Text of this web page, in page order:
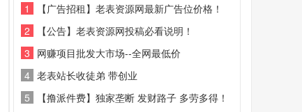
1
【广告招租】老表资源网最新广告位价格！
2
【公告】老表资源网投稿必看说明！
3 网赚项目批发大市场--全网最低价
4 老表站长收徒弟 带创业
5
【撸派件费】独家垄断 发财路子 多劳多得！